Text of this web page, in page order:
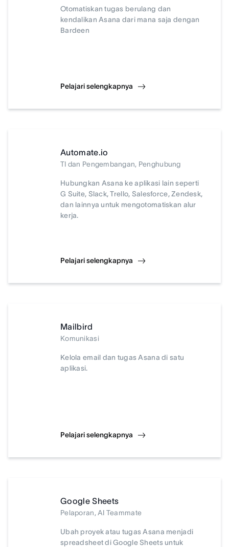
Otomatiskan tugas berulang dan
kendalikan Asana dari mana saja dengan
Bardeen
Pelajari selengkapnya
Automate.io
TI dan Pengembangan, Penghubung
Hubungkan Asana ke aplikasi lain seperti
G Suite, Slack, Trello, Salesforce, Zendesk,
dan lainnya untuk mengotomatiskan alur
kerja.
Pelajari selengkapnya
Mailbird
Komunikasi
Kelola email dan tugas Asana di satu
aplikasi.
Pelajari selengkapnya
Google Sheets
Pelaporan, AI Teammate
Ubah proyek atau tugas Asana menjadi
spreadsheet di Google Sheets untuk